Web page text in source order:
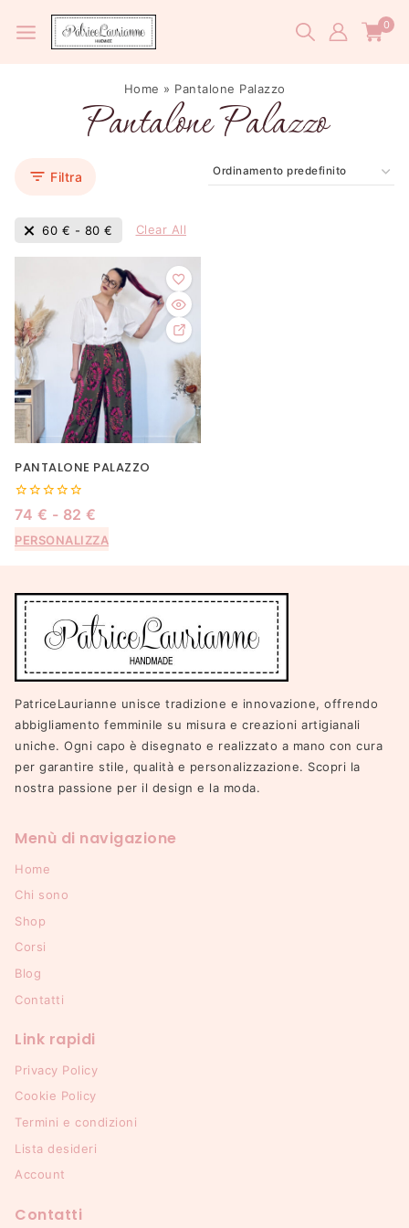
0
Home » Pantalone Palazzo
Pantalone Palazzo
Filtra
60 € - 80 € Clear All
PANTALONE PALAZZO
0
out
of
5
74 € - 82 €
PERSONALIZZA
PatriceLaurianne unisce tradizione e innovazione, offrendo
abbigliamento femminile su misura e creazioni artigianali
uniche. Ogni capo è disegnato e realizzato a mano con cura
per garantire stile, qualità e personalizzazione. Scopri la
nostra passione per il design e la moda.
Menù di navigazione
Home
Chi sono
Shop
Corsi
Blog
Contatti
Link rapidi
Privacy Policy
Cookie Policy
Termini e condizioni
Lista desideri
Account
Contatti